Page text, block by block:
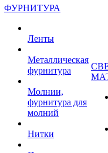
ФУРНИТУРА
Ленты
Металлическая
фурнитура
Молнии,
фурнитура для
молний
Нитки